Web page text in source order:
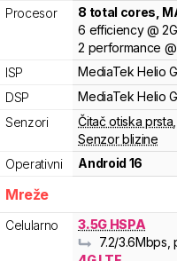
Procesor
8 total cores ,
6 efficiency @ 2
2 performance @
ISP
MediaTek Helio
DSP
MediaTek Helio
Senzori
Čitač otiska prsta
Senzor blizine
Operativni
Android 16
Mreže
Celularno
3.5G HSPA
7.2/3.6Mbps